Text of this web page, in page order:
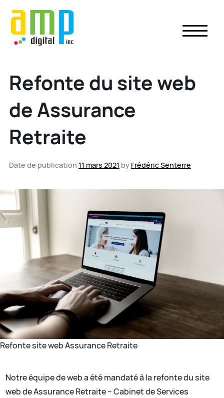
content
Refonte du site web
de Assurance
Retraite
Date de publication 11 mars 2021 by Frédéric Senterre
Refonte site web Assurance Retraite
Notre équipe de web a été mandaté à la refonte du site
web de Assurance Retraite – Cabinet de Services